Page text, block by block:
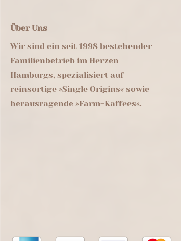
Über Uns
Wir sind ein seit 1998 bestehender
Familienbetrieb im Herzen
Hamburgs, spezialisiert auf
reinsortige »Single Origins« sowie
herausragende »Farm-Kaffees«.